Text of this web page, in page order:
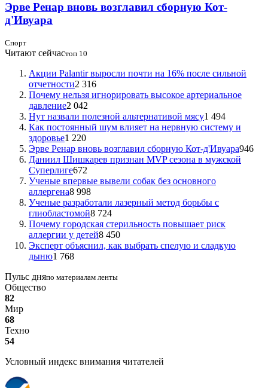
Эрве Ренар вновь возглавил сборную Кот-
д'Ивуара
Спорт
Читают сейчастоп 10
Акции Palantir выросли почти на 16% после сильной
отчетности2 316
Почему нельзя игнорировать высокое артериальное
давление2 042
Нут назвали полезной альтернативой мясу1 494
Как постоянный шум влияет на нервную систему и
здоровье1 220
Эрве Ренар вновь возглавил сборную Кот-д'Ивуара946
Даниил Шишкарев признан MVP сезона в мужской
Суперлиге672
Ученые впервые вывели собак без основного
аллергена8 998
Ученые разработали лазерный метод борьбы с
глиобластомой8 724
Почему городская стерильность повышает риск
аллергии у детей8 450
Эксперт объяснил, как выбрать спелую и сладкую
дыню1 768
Пульс дняпо материалам ленты
Общество
82
Мир
68
Техно
54
Условный индекс внимания читателей